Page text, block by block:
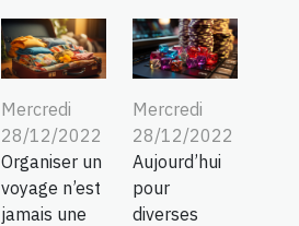
Mercredi
28/12/2022
Organiser un
voyage n’est
jamais une
Mercredi
28/12/2022
Aujourd’hui
pour
diverses